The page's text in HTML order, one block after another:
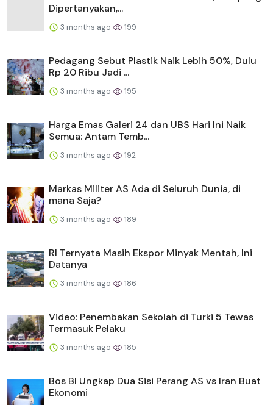
Dipertanyakan,...
3 months ago 199
Pedagang Sebut Plastik Naik Lebih 50%, Dulu
Rp 20 Ribu Jadi ...
3 months ago 195
Harga Emas Galeri 24 dan UBS Hari Ini Naik
Semua: Antam Temb...
3 months ago 192
Markas Militer AS Ada di Seluruh Dunia, di
mana Saja?
3 months ago 189
RI Ternyata Masih Ekspor Minyak Mentah, Ini
Datanya
3 months ago 186
Video: Penembakan Sekolah di Turki 5 Tewas
Termasuk Pelaku
3 months ago 185
Bos BI Ungkap Dua Sisi Perang AS vs Iran Buat
Ekonomi